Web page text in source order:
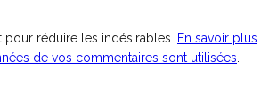
pour réduire les indésirables. En savoir plus
de vos commentaires sont utilisées.